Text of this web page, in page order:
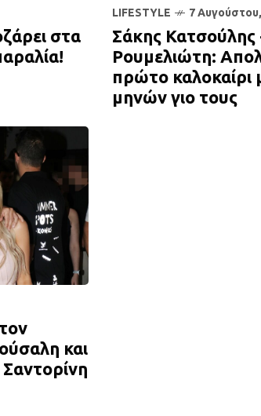
στα
LIFESTYLE 7
Σάκης Κατσούλης
Ρουμελιώτη:
πρώτο καλοκαίρι
μηνών γιο τους
και